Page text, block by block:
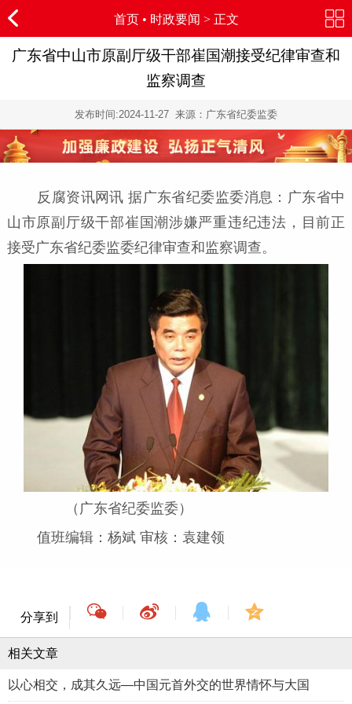
首页• 时政要闻 > 正文
广东省中山市原副厅级干部崔国潮接受纪律审查和
监察调查
发布时间:2024-11-27 来源：广东省纪委监委
反腐资讯网讯 据广东省纪委监委消息：广东省中
山市原副厅级干部崔国潮涉嫌严重违纪违法，目前正
接受广东省纪委监委纪律审查和监察调查。
（广东省纪委监委）
值班编辑：杨斌 审核：袁建领
分享到
相关文章
以心相交，成其久远—中国元首外交的世界情怀与大国